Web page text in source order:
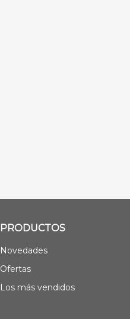
PRODUCTOS
Novedades
Ofertas
Los más vendidos